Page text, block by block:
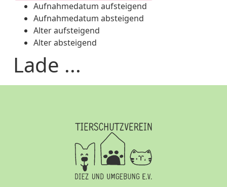
Aufnahmedatum aufsteigend
Aufnahmedatum absteigend
Alter aufsteigend
Alter absteigend
Lade ...